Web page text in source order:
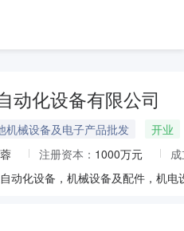
动化设备有限公司
机械设备及电子产品批发
开业
注册资本： 1000万元